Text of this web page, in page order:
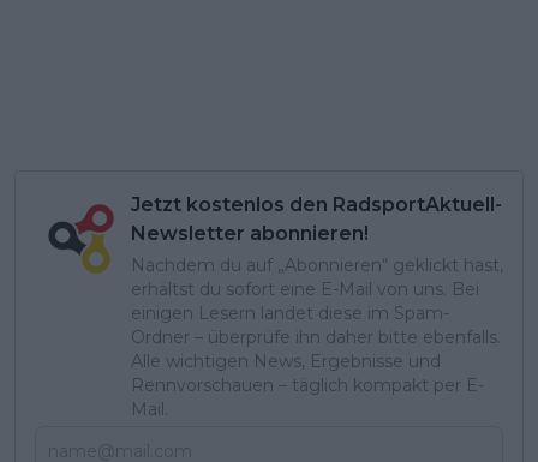
Jetzt kostenlos den RadsportAktuell-
Newsletter abonnieren!
Nachdem du auf „Abonnieren“ geklickt hast,
erhältst du sofort eine E-Mail von uns. Bei
einigen Lesern landet diese im Spam-
Ordner – überprüfe ihn daher bitte ebenfalls.
Alle wichtigen News, Ergebnisse und
Rennvorschauen – täglich kompakt per E-
Mail.